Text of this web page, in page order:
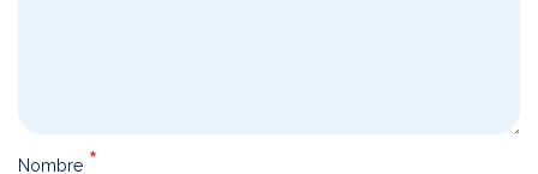
Nombre *